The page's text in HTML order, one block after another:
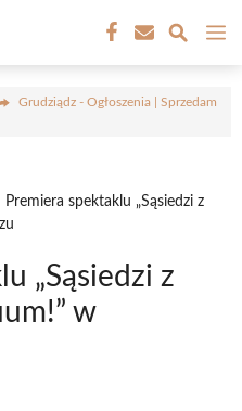
Grudziądz - Ogłoszenia | Sprzedam
Premiera spektaklu „Sąsiedzi z
„Sąsiedzi z
w